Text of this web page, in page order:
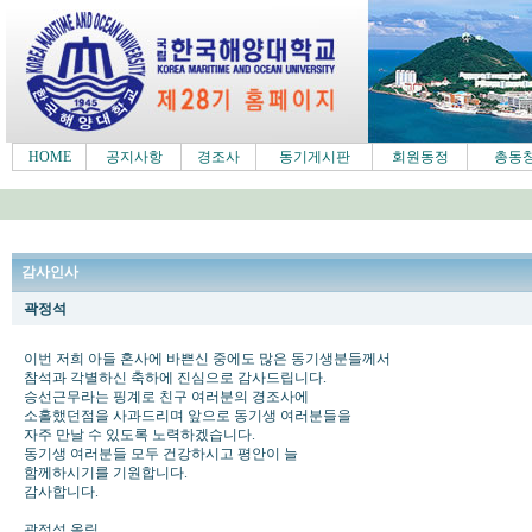
HOME 공지사항 경조사 동기게시판 회원동정 총동
감사인사
곽정석
이번 저희 아들 혼사에 바쁜신 중에도 많은 동기생분들께서
참석과 각별하신 축하에 진심으로 감사드립니다.
승선근무라는 핑계로 친구 여러분의 경조사에
소홀했던점을 사과드리며 앞으로 동기생 여러분들을
자주 만날 수 있도록 노력하겠습니다.
동기생 여러분들 모두 건강하시고 평안이 늘
함께하시기를 기원합니다.
감사합니다.